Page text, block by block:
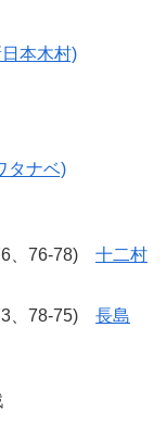
本木村)
タナベ)
、76-78) 十二村
、78-75) 長島